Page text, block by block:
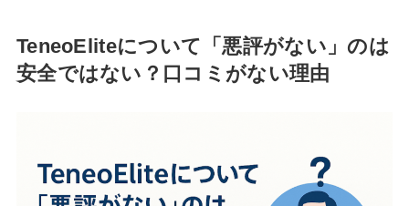
TeneoEliteについて「悪評がない」のは
安全ではない？口コミがない理由